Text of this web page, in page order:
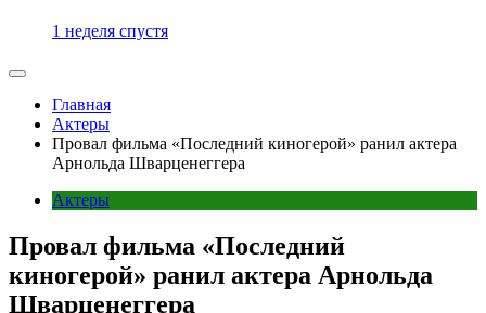
1 неделя спустя
Главная
Актеры
Провал фильма «Последний киногерой» ранил актера
Арнольда Шварценеггера
Актеры
Провал фильма «Последний
киногерой» ранил актера Арнольда
Шварценеггера